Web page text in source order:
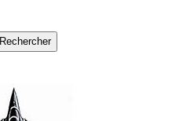
Rechercher